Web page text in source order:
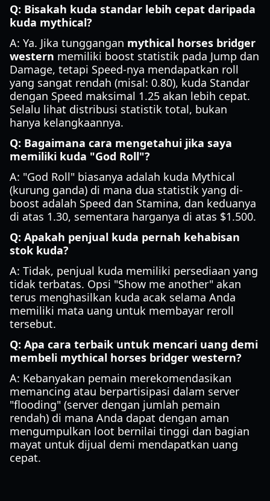
Q: Bisakah kuda standar lebih cepat daripada
kuda mythical?
A: Ya. Jika tunggangan mythical horses bridger
western memiliki boost statistik pada Jump dan
Damage, tetapi Speed-nya mendapatkan roll
yang sangat rendah (misal: 0.80), kuda Standar
dengan Speed maksimal 1.25 akan lebih cepat.
Selalu lihat distribusi statistik total, bukan
hanya kelangkaannya.
Q: Bagaimana cara mengetahui jika saya
memiliki kuda "God Roll"?
A: "God Roll" biasanya adalah kuda Mythical
(kurung ganda) di mana dua statistik yang di-
boost adalah Speed dan Stamina, dan keduanya
di atas 1.30, sementara harganya di atas $1.500.
Q: Apakah penjual kuda pernah kehabisan
stok kuda?
A: Tidak, penjual kuda memiliki persediaan yang
tidak terbatas. Opsi "Show me another" akan
terus menghasilkan kuda acak selama Anda
memiliki mata uang untuk membayar reroll
tersebut.
Q: Apa cara terbaik untuk mencari uang demi
membeli mythical horses bridger western?
A: Kebanyakan pemain merekomendasikan
memancing atau berpartisipasi dalam server
"flooding" (server dengan jumlah pemain
rendah) di mana Anda dapat dengan aman
mengumpulkan loot bernilai tinggi dan bagian
mayat untuk dijual demi mendapatkan uang
cepat.